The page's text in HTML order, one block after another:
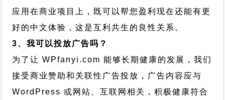
应用在商业项目上，既可以帮您盈利现在还能有更
好的中文体验，这是互利共生的良性关系。
3、我可以投放广告吗？
为了让 WPfanyi.com 能够长期健康的发展，我们
接受商业赞助和关联性广告投放，广告内容应与
WordPress 或网站、互联网相关，积极健康符合